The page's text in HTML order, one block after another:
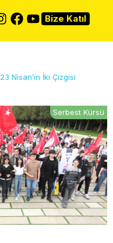
Bize Katıl
23 Nisan’ın İki Çizgisi
Serbest Kürsü